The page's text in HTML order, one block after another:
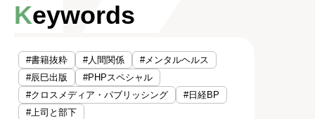
Keywords
#書籍抜粋 #人間関係
#メンタルヘルス
#辰巳出版
#PHPスペシャル
#クロスメディア・パブリッシング
#日経BP
#上司と部下